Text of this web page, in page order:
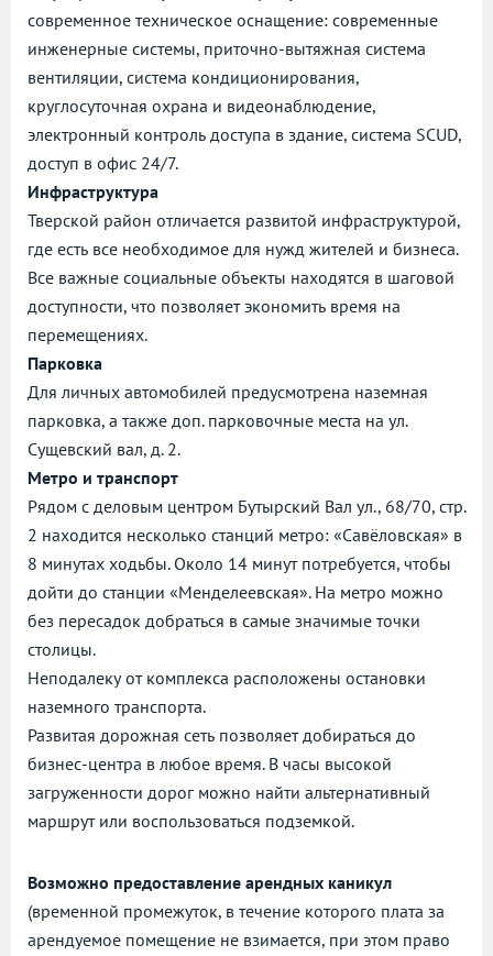
современное техническое оснащение: современные
инженерные системы, приточно-вытяжная система
вентиляции, система кондиционирования,
круглосуточная охрана и видеонаблюдение,
электронный контроль доступа в здание, система SCUD,
доступ в офис 24/7.
Инфраструктура
Тверской район отличается развитой инфраструктурой,
где есть все необходимое для нужд жителей и бизнеса.
Все важные социальные объекты находятся в шаговой
доступности, что позволяет экономить время на
перемещениях.
Парковка
Для личных автомобилей предусмотрена наземная
парковка, а также доп. парковочные места на ул.
Сущевский вал, д. 2.
Метро и транспорт
Рядом с деловым центром Бутырский Вал ул., 68/70, стр.
2 находится несколько станций метро: «Савёловская» в
8 минутах ходьбы. Около 14 минут потребуется, чтобы
дойти до станции «Менделеевская». На метро можно
без пересадок добраться в самые значимые точки
столицы.
Неподалеку от комплекса расположены остановки
наземного транспорта.
Развитая дорожная сеть позволяет добираться до
бизнес-центра в любое время. В часы высокой
загруженности дорог можно найти альтернативный
маршрут или воспользоваться подземкой.
Возможно предоставление арендных каникул
(временной промежуток, в течение которого плата за
арендуемое помещение не взимается, при этом право